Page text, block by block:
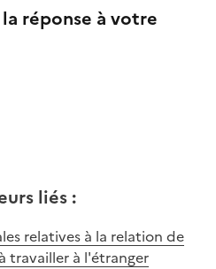
réponse à votre
liés :
relatives à la relation de
travailler à l'étranger